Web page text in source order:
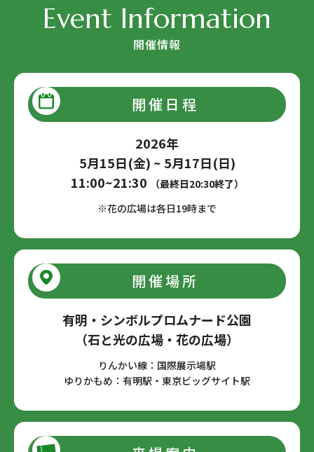
Event Information
開催情報
開催日程
2026年
5月15日(金) ~ 5月17日(日)
11:00~21:30
（最終日20:30終了）
※花の広場は各日19時まで
開催場所
有明・シンボルプロムナード公園
（石と光の広場・花の広場）
りんかい線：国際展示場駅
ゆりかもめ：有明駅・東京ビッグサイト駅